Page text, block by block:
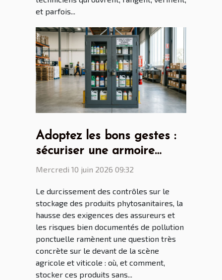
et parfois...
Adoptez les bons gestes :
sécuriser une armoire
phytosanitaire n’est plus
Mercredi 10 juin 2026 09:32
Le durcissement des contrôles sur le
stockage des produits phytosanitaires, la
hausse des exigences des assureurs et
les risques bien documentés de pollution
ponctuelle ramènent une question très
concrète sur le devant de la scène
agricole et viticole : où, et comment,
stocker ces produits sans...